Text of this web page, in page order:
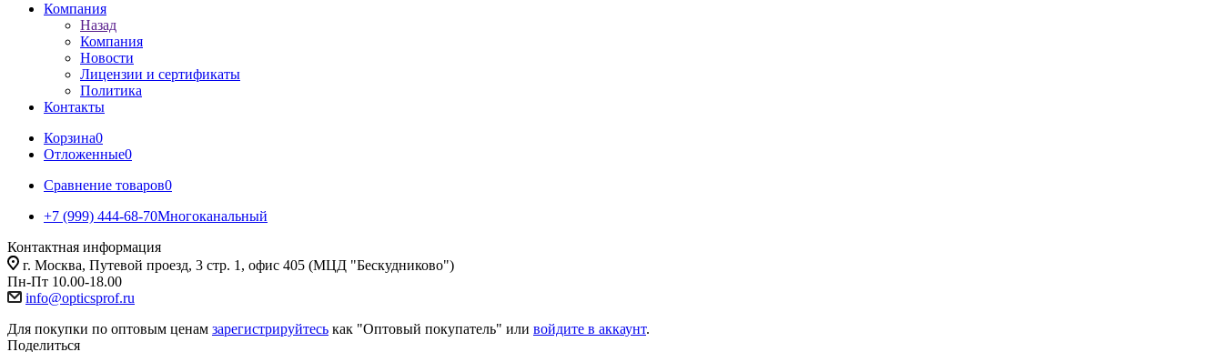
Компания
Назад
Компания
Новости
Лицензии и сертификаты
Политика
Контакты
Корзина0
Отложенные0
Сравнение товаров0
+7 (999) 444-68-70Многоканальный
Контактная информация
г. Москва, Путевой проезд, 3 стр. 1, офис 405 (МЦД "Бескудниково")
Пн-Пт 10.00-18.00
info@opticsprof.ru
Для покупки по оптовым ценам зарегистрируйтесь как "Оптовый покупатель" или войдите в аккаунт.
Поделиться